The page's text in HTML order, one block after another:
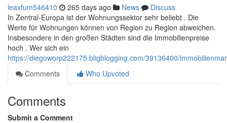
leaxfum546410 265 days ago News
Discuss
In Zentral-Europa ist der Wohnungssektor sehr beliebt . Die
Werte für Wohnungen können von Region zu Region abweichen.
Insbesondere in den großen Städten sind die Immobilienpreise
hoch . Wer sich ein
https://diegoworp222175.bligblogging.com/39136400/
Comments
Who Upvoted
Comments
Submit a Comment